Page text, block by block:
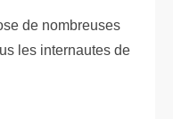
de nombreuses
les internautes de